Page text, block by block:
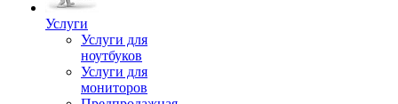
Услуги
Услуги для
ноутбуков
Услуги для
мониторов